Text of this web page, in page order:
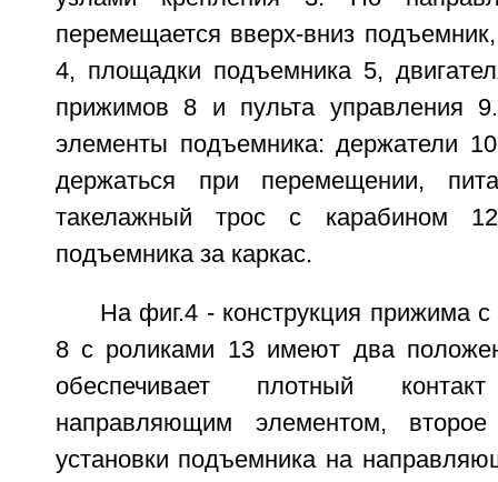
перемещается вверх-вниз
4, площадки подъемника 5,
прижимов 8 и пульта управления
элементы подъемника: держатели
держаться при перемещении,
такелажный трос с карабином
подъемника за каркас.
На фиг.4 - конструкция прижима
8 с роликами 13 имеют два
обеспечивает плотный
направляющим элементом,
установки подъемника на